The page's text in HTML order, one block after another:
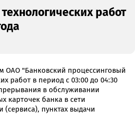
работ
ОАО "Банковский процессинговый
работ в период с 03:00 до 04:30
в обслуживании
карточек банка в сети
(сервиса), пунктах выдачи